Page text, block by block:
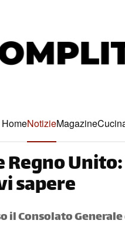
HomeNotizieMagazine
sapere
Consolato